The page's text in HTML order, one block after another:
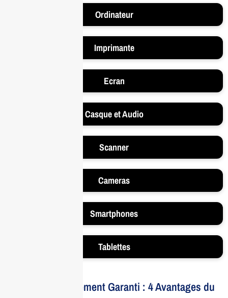
Ordinateur
Imprimante
Ecran
Casque et Audio
Scanner
Cameras
Smartphones
Tablettes
Votre Investissement Garanti : 4 Avantages du